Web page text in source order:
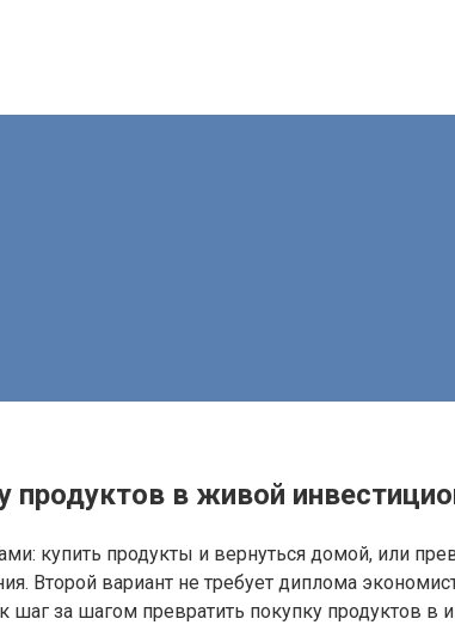
продуктов в живой
купить продукты и вернуться домой, или
Второй вариант не требует диплома
шаг за шагом превратить покупку продуктов